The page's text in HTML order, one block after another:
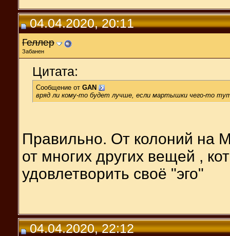
04.04.2020, 20:11
Геллер
Забанен
Цитата:
Сообщение от GAN
вряд ли кому-то будет лучше, если мартышки чего-то
Правильно. От колоний на
от многих других вещей ,
удовлетворить своё "эго"
04.04.2020, 22:12